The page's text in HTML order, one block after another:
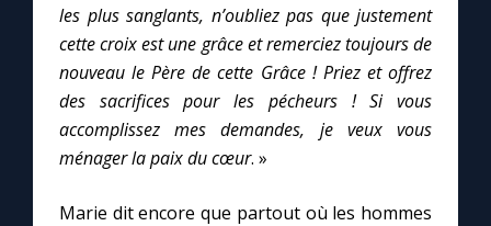
les plus sanglants, n’oubliez pas que justement
cette croix est une grâce et remerciez toujours de
nouveau le Père de cette Grâce ! Priez et offrez
des sacrifices pour les pécheurs ! Si vous
accomplissez mes demandes, je veux vous
ménager la paix du cœur. »
Marie dit encore que partout où les hommes